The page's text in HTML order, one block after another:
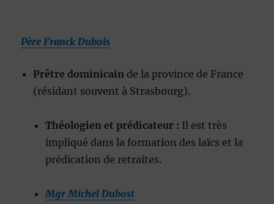
Père Franck Dubois
Prêtre dominicain de la province de France
(résidant souvent à Strasbourg).
Théologien et prédicateur : Il est très
impliqué dans la formation des laïcs et la
prédication de retraites.
Mgr Michel Dubost